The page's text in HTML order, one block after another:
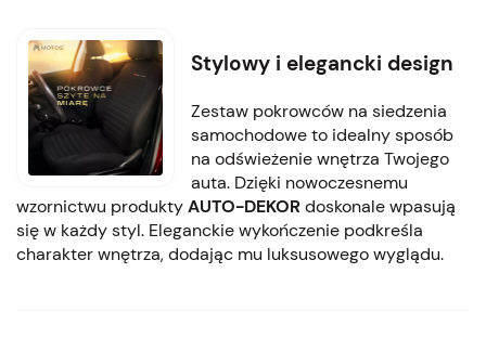
Stylowy i elegancki design
Zestaw pokrowców na siedzenia
samochodowe to idealny sposób
na odświeżenie wnętrza Twojego
auta. Dzięki nowoczesnemu
wzornictwu produktyAUTO-DEKORdoskonale wpasują
się w każdy styl. Eleganckie wykończenie podkreśla
charakter wnętrza, dodając mu luksusowego wyglądu.